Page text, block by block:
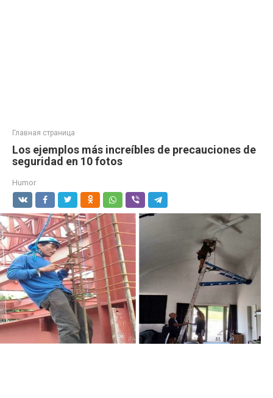
Главная страница
Los ejemplos más increíbles de precauciones de
seguridad en 10 fotos
Humor